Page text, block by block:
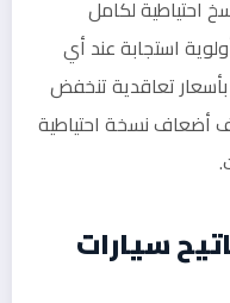
احتياطية لكامل
استجابة عند أي
تعاقدية تنخفض
أضعاف نسخة احتياطية
سيارات